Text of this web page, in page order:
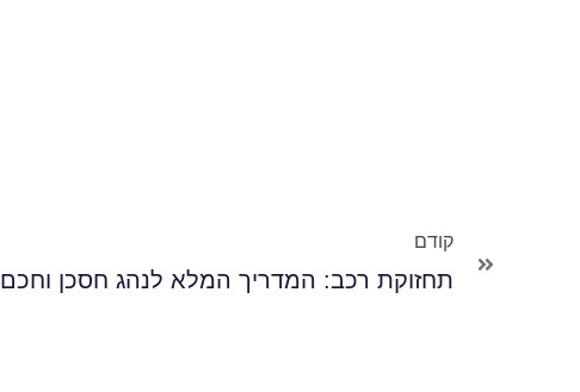
קודם
תחזוקת רכב: המדריך המלא לנהג חסכן וחכם